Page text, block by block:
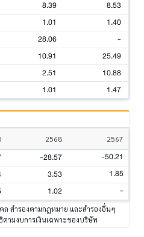
8.39 8.53
1.01 1.40
28.06 -
10.91 25.49
2.51 10.88
1.01 1.47
2568
2567
-28.57 -50.21
3.53 1.85
1.02 -
ล สำรองตามกฎหมาย และสำรองอื่นๆ
ามงบการเงินเฉพาะของบริษัท